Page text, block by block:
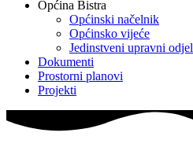
Općina Bistra
Općinski načelnik
Općinsko vijeće
Jedinstveni upravni odjel
Dokumenti
Prostorni planovi
Projekti